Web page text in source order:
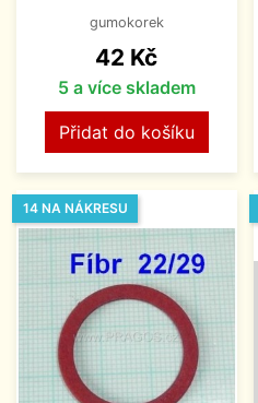
gumokorek
Cena
42 Kč
5 a více skladem
Přidat do košíku
14 NA NÁKRESU